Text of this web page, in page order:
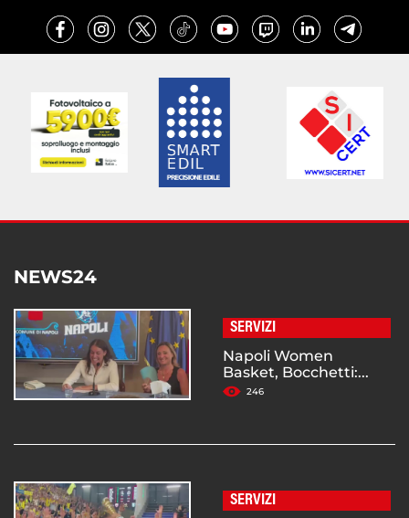
NEWS24
SERVIZI
Napoli Women
Basket, Bocchetti:...
246
SERVIZI